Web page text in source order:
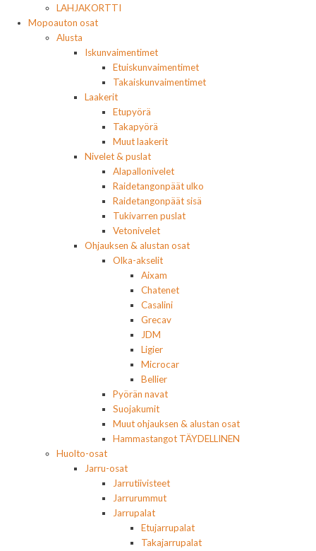
LAHJAKORTTI
Mopoauton osat
Alusta
Iskunvaimentimet
Etuiskunvaimentimet
Takaiskunvaimentimet
Laakerit
Etupyörä
Takapyörä
Muut laakerit
Nivelet & puslat
Alapallonivelet
Raidetangonpäät ulko
Raidetangonpäät sisä
Tukivarren puslat
Vetonivelet
Ohjauksen & alustan osat
Olka-akselit
Aixam
Chatenet
Casalini
Grecav
JDM
Ligier
Microcar
Bellier
Pyörän navat
Suojakumit
Muut ohjauksen & alustan osat
Hammastangot TÄYDELLINEN
Huolto-osat
Jarru-osat
Jarrutiivisteet
Jarrurummut
Jarrupalat
Etujarrupalat
Takajarrupalat